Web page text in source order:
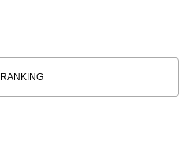
RANKING